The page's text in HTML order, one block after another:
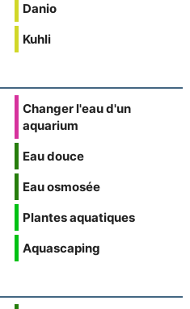
Danio
Kuhli
Changer l'eau d'un
aquarium
Eau douce
Eau osmosée
Plantes aquatiques
Aquascaping